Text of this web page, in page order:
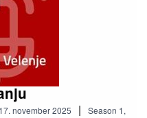
november 2025 | Season 1,